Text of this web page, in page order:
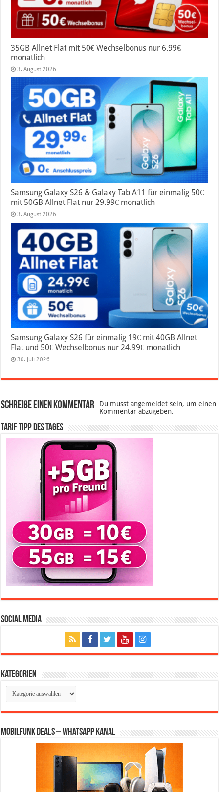
35GB Allnet Flat mit 50€ Wechselbonus nur 6.99€
monatlich
3. August 2026
Samsung Galaxy S26 & Galaxy Tab A11 für einmalig 50€
mit 50GB Allnet Flat nur 29.99€ monatlich
3. August 2026
Samsung Galaxy S26 für einmalig 19€ mit 40GB Allnet
Flat und 50€ Wechselbonus nur 24.99€ monatlich
30. Juli 2026
Schreibe einen Kommentar Du musstangemeldet sein, um einen
Kommentar abzugeben.
Tarif Tipp des Tages
Social Media
Kategorien
Kategorien
Mobilfunk Deals – WhatsApp Kanal